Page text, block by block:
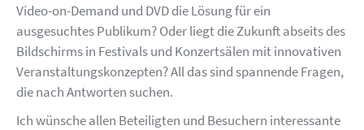
Video-on-Demand und DVD die Lösung für ein
ausgesuchtes Publikum? Oder liegt die Zukunft abseits des
Bildschirms in Festivals und Konzertsälen mit innovativen
Veranstaltungskonzepten? All das sind spannende Fragen,
die nach Antworten suchen.
Ich wünsche allen Beteiligten und Besuchern interessante